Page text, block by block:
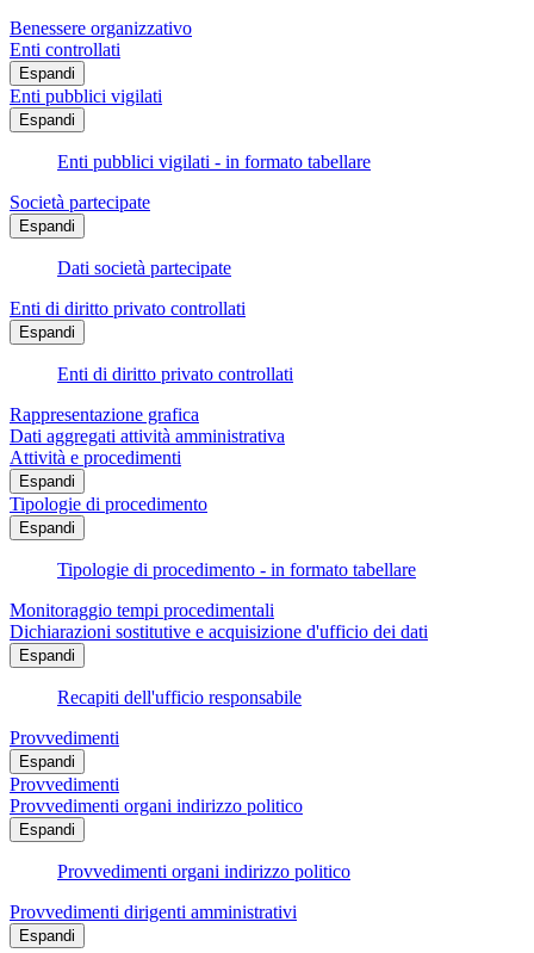
Benessere organizzativo
Enti controllati
Espandi
Enti pubblici vigilati
Espandi
Enti pubblici vigilati - in formato tabellare
Società partecipate
Espandi
Dati società partecipate
Enti di diritto privato controllati
Espandi
Enti di diritto privato controllati
Rappresentazione grafica
Dati aggregati attività amministrativa
Attività e procedimenti
Espandi
Tipologie di procedimento
Espandi
Tipologie di procedimento - in formato tabellare
Monitoraggio tempi procedimentali
Dichiarazioni sostitutive e acquisizione d'ufficio dei dati
Espandi
Recapiti dell'ufficio responsabile
Provvedimenti
Espandi
Provvedimenti
Provvedimenti organi indirizzo politico
Espandi
Provvedimenti organi indirizzo politico
Provvedimenti dirigenti amministrativi
Espandi